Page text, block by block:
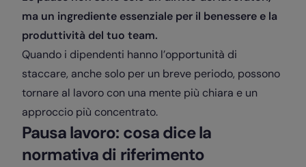
ma un ingrediente essenziale per il benessere e la
produttività del tuo team.
Quando i dipendenti hanno l’opportunità di
staccare, anche solo per un breve periodo, possono
tornare al lavoro con una mente più chiara e un
approccio più concentrato.
Pausa lavoro: cosa dice la
normativa di riferimento